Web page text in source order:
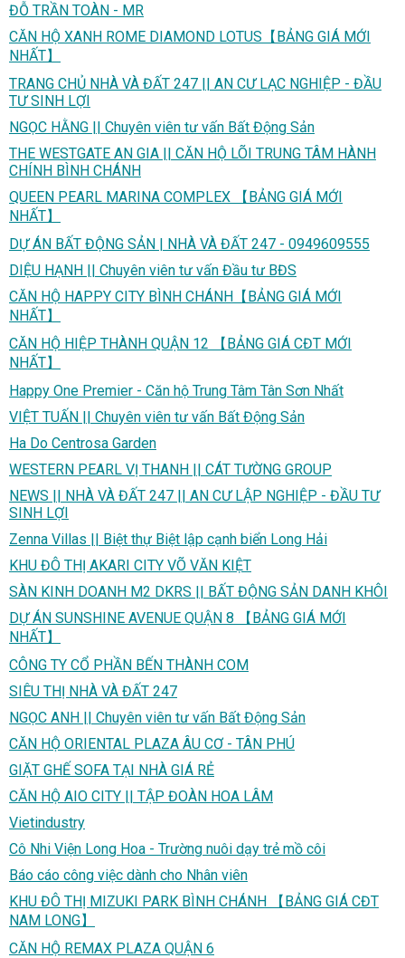
ĐỖ TRẦN TOÀN - MR
CĂN HỘ XANH ROME DIAMOND LOTUS【BẢNG GIÁ MỚI
NHẤT】
TRANG CHỦ NHÀ VÀ ĐẤT 247 || AN CƯ LẠC NGHIỆP - ĐẦU
TƯ SINH LỢI
NGỌC HẰNG || Chuyên viên tư vấn Bất Động Sản
THE WESTGATE AN GIA || CĂN HỘ LÕI TRUNG TÂM HÀNH
CHÍNH BÌNH CHÁNH
QUEEN PEARL MARINA COMPLEX 【BẢNG GIÁ MỚI
NHẤT】
DỰ ÁN BẤT ĐỘNG SẢN | NHÀ VÀ ĐẤT 247 - 0949609555
DIỆU HẠNH || Chuyên viên tư vấn Đầu tư BĐS
CĂN HỘ HAPPY CITY BÌNH CHÁNH【BẢNG GIÁ MỚI
NHẤT】
CĂN HỘ HIỆP THÀNH QUẬN 12 【BẢNG GIÁ CĐT MỚI
NHẤT】
Happy One Premier - Căn hộ Trung Tâm Tân Sơn Nhất
VIỆT TUẤN || Chuyên viên tư vấn Bất Động Sản
Ha Do Centrosa Garden
WESTERN PEARL VỊ THANH || CÁT TƯỜNG GROUP
NEWS || NHÀ VÀ ĐẤT 247 || AN CƯ LẬP NGHIỆP - ĐẦU TƯ
SINH LỢI
Zenna Villas || Biệt thự Biệt lập cạnh biển Long Hải
KHU ĐÔ THỊ AKARI CITY VÕ VĂN KIỆT
SÀN KINH DOANH M2 DKRS || BẤT ĐỘNG SẢN DANH KHÔI
DỰ ÁN SUNSHINE AVENUE QUẬN 8 【BẢNG GIÁ MỚI
NHẤT】
CÔNG TY CỔ PHẦN BẾN THÀNH COM
SIÊU THỊ NHÀ VÀ ĐẤT 247
NGỌC ANH || Chuyên viên tư vấn Bất Động Sản
CĂN HỘ ORIENTAL PLAZA ÂU CƠ - TÂN PHÚ
GIẶT GHẾ SOFA TẠI NHÀ GIÁ RẺ
CĂN HỘ AIO CITY || TẬP ĐOÀN HOA LÂM
Vietindustry
Cô Nhi Viện Long Hoa - Trường nuôi dạy trẻ mồ côi
Báo cáo công việc dành cho Nhân viên
KHU ĐÔ THỊ MIZUKI PARK BÌNH CHÁNH 【BẢNG GIÁ CĐT
NAM LONG】
CĂN HỘ REMAX PLAZA QUẬN 6